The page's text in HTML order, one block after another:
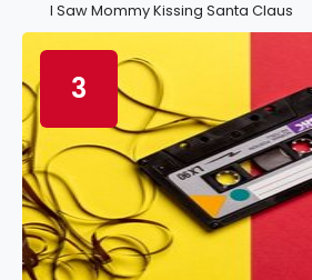
I Saw Mommy Kissing Santa Claus
3